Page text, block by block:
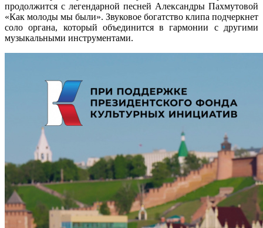
продолжится с легендарной песней Александры Пахмутовой
«Как молоды мы были». Звуковое богатство клипа подчеркнет
соло органа, который объединится в гармонии с другими
музыкальными инструментами.